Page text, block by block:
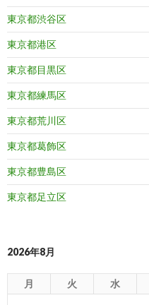
東京都渋谷区
東京都港区
東京都目黒区
東京都練馬区
東京都荒川区
東京都葛飾区
東京都豊島区
東京都足立区
2026年8月
月 火 水